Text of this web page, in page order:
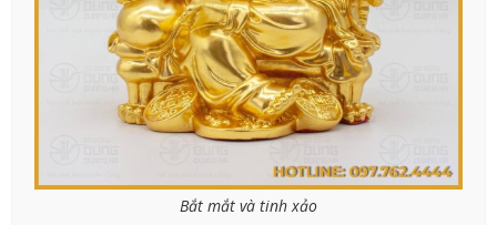
Bắt mắt và tinh xảo